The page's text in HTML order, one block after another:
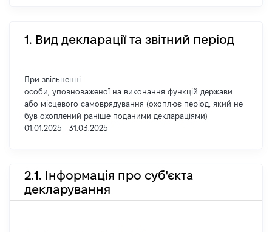
1. Вид декларації та звітний період
При звільненні
особи, уповноваженої на виконання функцій держави
або місцевого самоврядування (охоплює період, який не
був охоплений раніше поданими деклараціями)
01.01.2025 - 31.03.2025
2.1. Інформація про суб'єкта
декларування